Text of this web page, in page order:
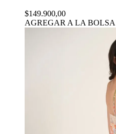
$149.900,00
AGREGAR A LA BOLSA